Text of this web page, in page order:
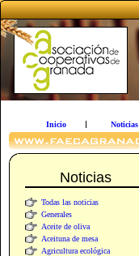
Inicio Noticias
Noticias
Todas las noticias
Generales
Aceite de oliva
Aceituna de mesa
Agricultura ecológica